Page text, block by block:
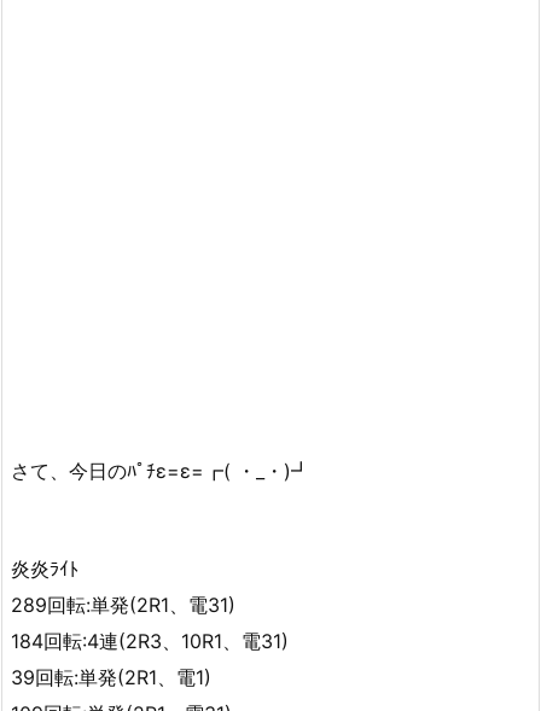
さて、今日のﾊﾟﾁε=ε=┏( ・_・)┛
炎炎ﾗｲﾄ
289回転:単発(2R1、電31)
184回転:4連(2R3、10R1、電31)
39回転:単発(2R1、電1)